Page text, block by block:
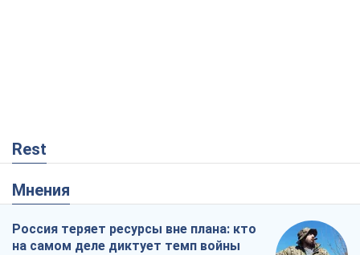
Rest
Мнения
Россия теряет ресурсы вне плана: кто
на самом деле диктует темп войны